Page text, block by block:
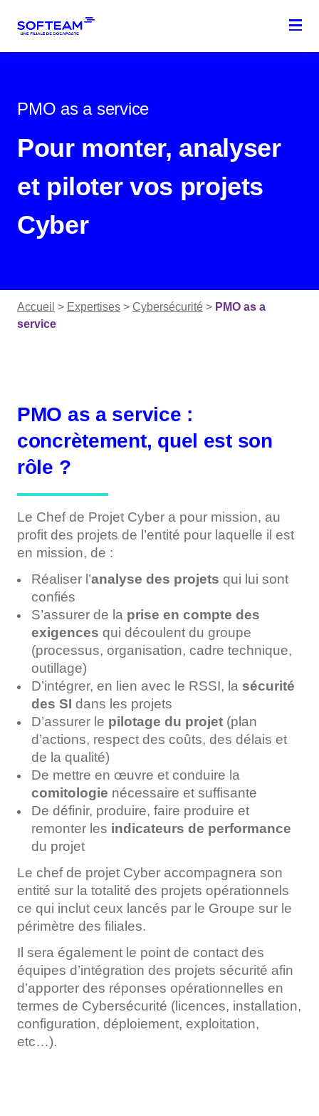
Menu
PMO as a service
Pour monter, analyser
et piloter vos projets​
Cyber
Accueil > Expertises > Cybersécurité > PMO as a
service
PMO as a service :
concrètement, quel est son
rôle ?
Le Chef de Projet Cyber a pour mission, au
profit des projets de l’entité pour laquelle il est
en mission, de :
Réaliser l’analyse des projets qui lui sont
confiés
S’assurer de la prise en compte des
exigences qui découlent du groupe
(processus, organisation, cadre technique,
outillage)
D’intégrer, en lien avec le RSSI, la sécurité
des SI dans les projets
D’assurer le pilotage du projet (plan
d’actions, respect des coûts, des délais et
de la qualité)
De mettre en œuvre et conduire la
comitologie nécessaire et suffisante
De définir, produire, faire produire et
remonter les indicateurs de performance
du projet
Le chef de projet Cyber accompagnera son
entité sur la totalité des projets opérationnels
ce qui inclut ceux lancés par le Groupe sur le
périmètre des filiales.
Il sera également le point de contact des
équipes d’intégration des projets sécurité afin
d’apporter des réponses opérationnelles en
termes de Cybersécurité (licences, installation,
configuration, déploiement, exploitation,
etc…).